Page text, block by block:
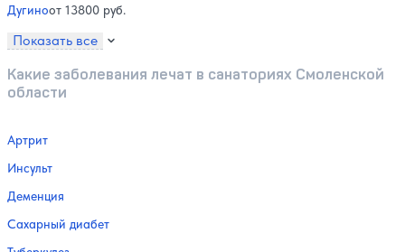
Дугиноот 13800 руб.
Показать все
Какие заболевания лечат в санаториях Смоленской
области
Артрит
Инсульт
Деменция
Сахарный диабет